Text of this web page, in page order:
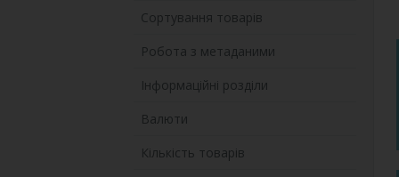
Сортування товарів
Робота з метаданими
Інформаційні розділи
Валюти
Кількість товарів